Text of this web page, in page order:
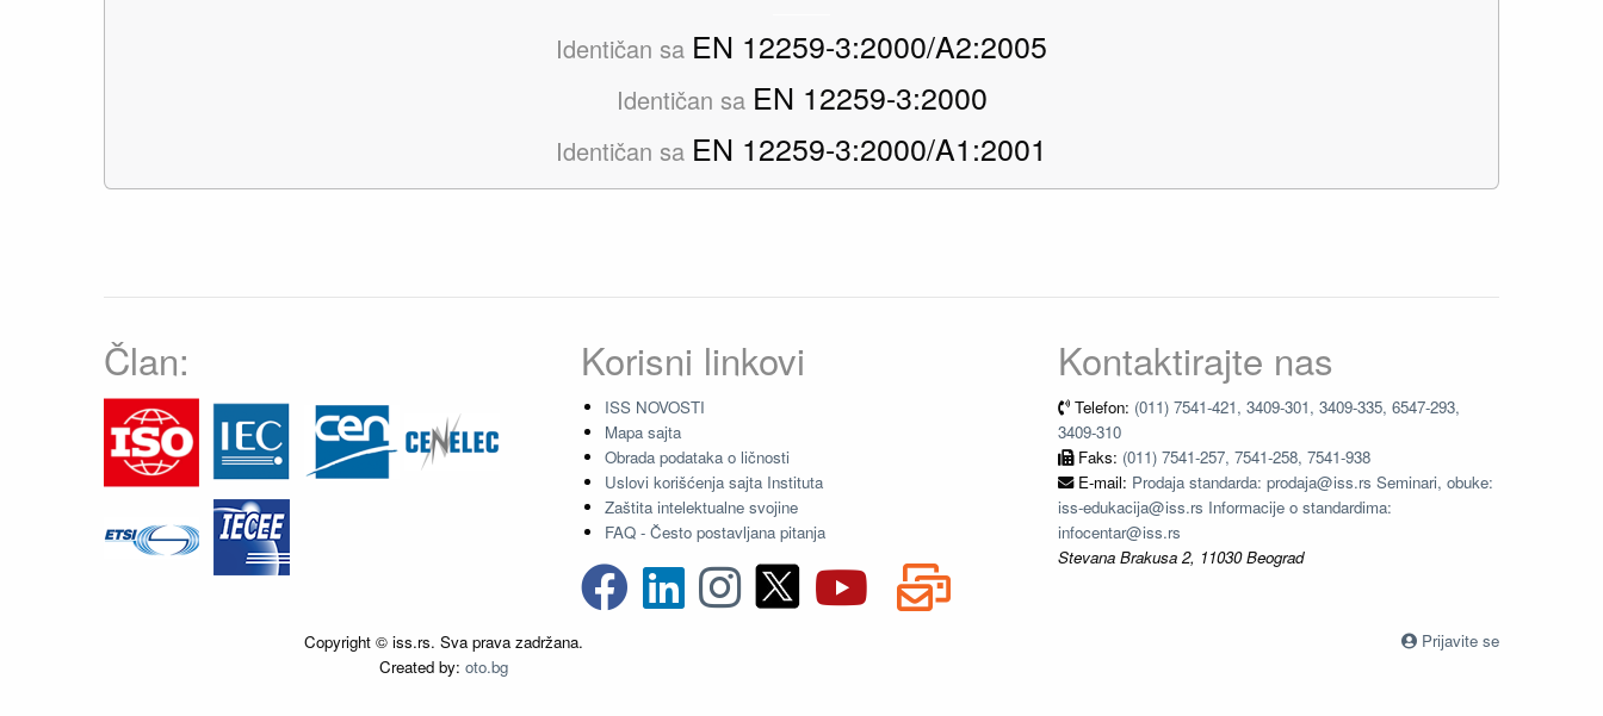
Identičan sa EN 12259-3:2000/A2:2005
Identičan sa EN 12259-3:2000
Identičan sa EN 12259-3:2000/A1:2001
Član: Korisni linkovi
ISS NOVOSTI
Mapa sajta
Obrada podataka o ličnosti
Uslovi korišćenja sajta Instituta
Zaštita intelektualne svojine
FAQ - Često postavljana pitanja
Kontaktirajte nas
Telefon: (011) 7541-421, 3409-301, 3409-335, 6547-293,
3409-310
Faks: (011) 7541-257, 7541-258, 7541-938
E-mail: Prodaja standarda: prodaja@iss.rs Seminari, obuke:
iss-edukacija@iss.rs Informacije o standardima:
infocentar@iss.rs
Stevana Brakusa 2, 11030 Beograd
Copyright © iss.rs. Sva prava zadržana.
Created by: oto.bg
Prijavite se